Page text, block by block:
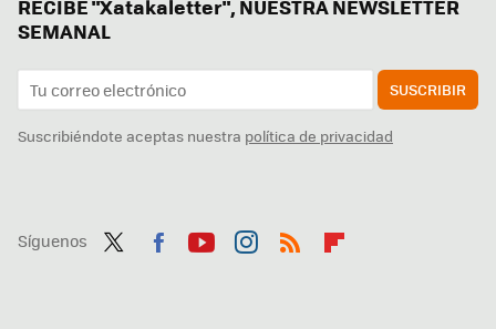
RECIBE "Xatakaletter", NUESTRA NEWSLETTER
SEMANAL
SUSCRIBIR
Suscribiéndote aceptas nuestra política de privacidad
Síguenos